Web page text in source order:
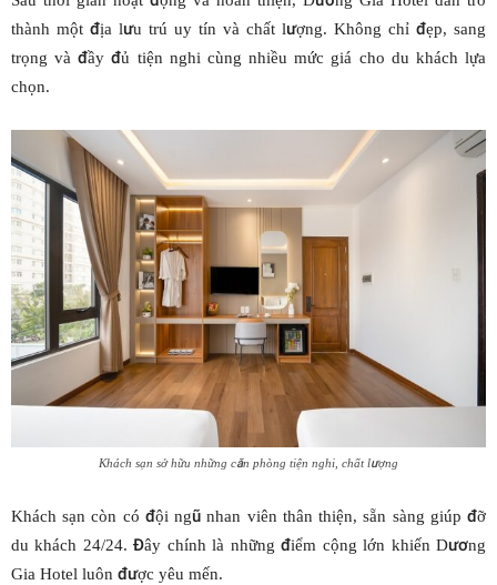
thành một địa lưu trú uy tín và chất lượng. Không chỉ đẹp, sang
trọng và đầy đủ tiện nghi cùng nhiều mức giá cho du khách lựa
chọn.
Khách sạn sở hữu những căn phòng tiện nghi, chất lượng
Khách sạn còn có đội ngũ nhan viên thân thiện, sẵn sàng giúp đỡ
du khách 24/24. Đây chính là những điểm cộng lớn khiến Dương
Gia Hotel luôn được yêu mến.